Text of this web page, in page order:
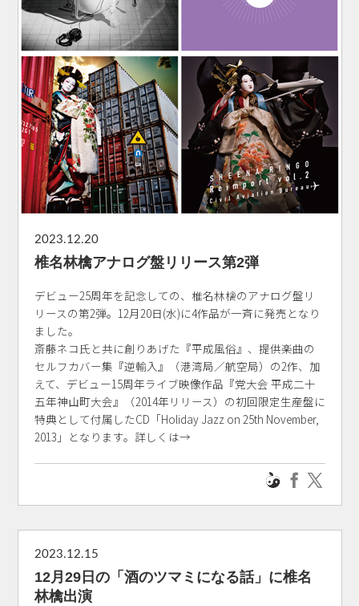
2023.12.20
椎名林檎アナログ盤リリース第2弾
デビュー25周年を記念しての、椎名林檎のアナログ盤リ
リースの第2弾。12月20日(水)に4作品が一斉に発売となり
ました。
斎藤ネコ氏と共に創りあげた『平成風俗』、提供楽曲の
セルフカバー集『逆輸入』（港湾局／航空局）の2作、加
えて、デビュー15周年ライブ映像作品『党大会 平成二十
五年神山町大会』（2014年リリース）の初回限定生産盤に
特典として付属したCD「Holiday Jazz on 25th November,
2013」となります。詳しくは→
2023.12.15
12月29日の「酒のツマミになる話」に椎名
林檎出演